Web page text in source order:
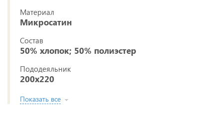
Материал
Микросатин
Состав
50% хлопок; 50% полиэстер
Пододеяльник
200x220
Показать все